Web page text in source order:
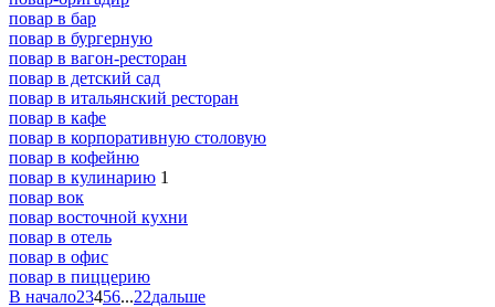
повар в бар
повар в бургерную
повар в вагон-ресторан
повар в детский сад
повар в итальянский ресторан
повар в кафе
повар в корпоративную столовую
повар в кофейню
повар в кулинарию 1
повар вок
повар восточной кухни
повар в отель
повар в офис
повар в пиццерию
В начало23456...22дальше